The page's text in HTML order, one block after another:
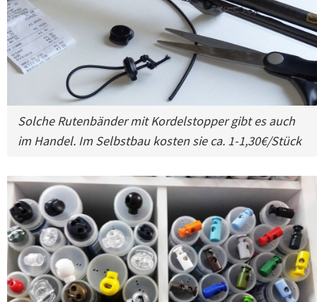
Solche Rutenbänder mit Kordelstopper gibt es auch
im Handel. Im Selbstbau kosten sie ca. 1-1,30€/Stück